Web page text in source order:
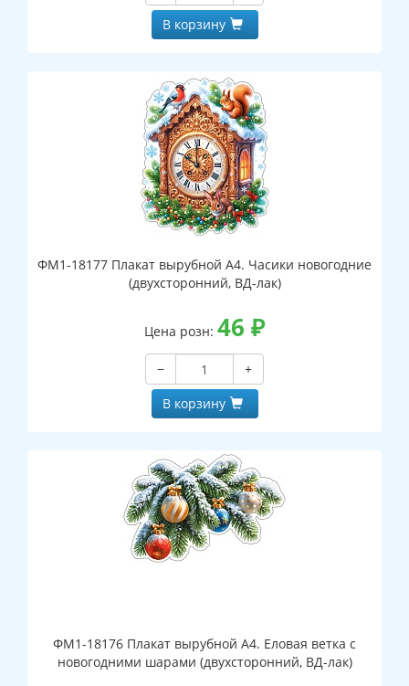
В корзину
ФМ1-18177 Плакат вырубной А4. Часики новогодние
(двухсторонний, ВД-лак)
Цена розн: 46 ₽
−
+
В корзину
ФМ1-18176 Плакат вырубной А4. Еловая ветка с
новогодними шарами (двухсторонний, ВД-лак)